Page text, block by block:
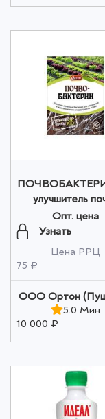
улучшитель
оптом
Опт. цена
Узнать
Цена РРЦ
75 ₽
ООО Ортон
5.0 Мин
10 000 ₽